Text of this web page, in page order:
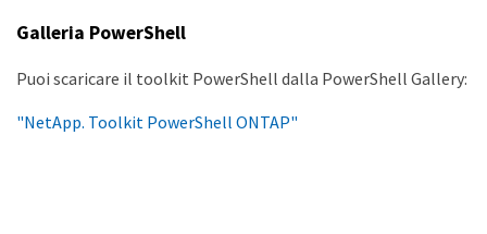
Galleria PowerShell
Puoi scaricare il toolkit PowerShell dalla PowerShell Gallery:
"NetApp. Toolkit PowerShell ONTAP"